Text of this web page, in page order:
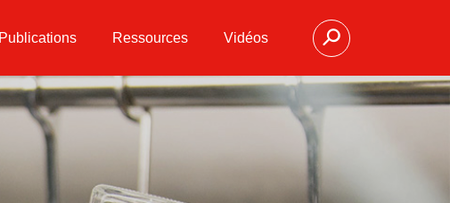
Publications Ressources Vidéos